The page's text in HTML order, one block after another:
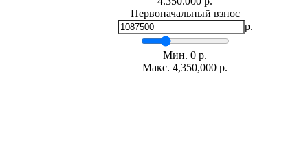
Первоначальный взнос
р.
Мин. 0 р.
Макс. 4,350,000 р.